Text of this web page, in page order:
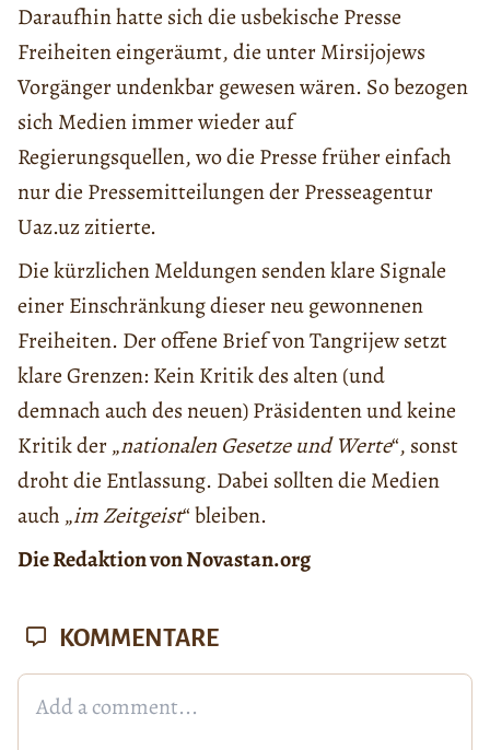
Daraufhin hatte sich die usbekische Presse
Freiheiten eingeräumt, die unter Mirsijojews
Vorgänger undenkbar gewesen wären. So bezogen
sich Medien immer wieder auf
Regierungsquellen, wo die Presse früher einfach
nur die Pressemitteilungen der Presseagentur
Uaz.uz zitierte.
Die kürzlichen Meldungen senden klare Signale
einer Einschränkung dieser neu gewonnenen
Freiheiten. Der offene Brief von Tangrijew setzt
klare Grenzen: Kein Kritik des alten (und
demnach auch des neuen) Präsidenten und keine
Kritik der „nationalen Gesetze und Werte“, sonst
droht die Entlassung. Dabei sollten die Medien
auch „im Zeitgeist“ bleiben.
Die Redaktion von Novastan.org
KOMMENTARE